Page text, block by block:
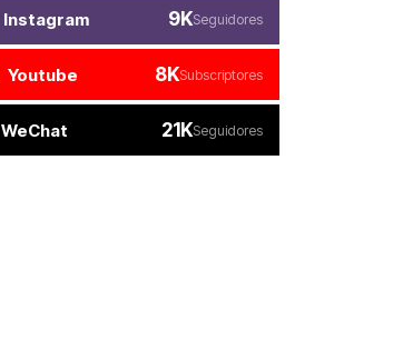
Instagram 9KSeguidores
Youtube 8KSubscriptores
WeChat 21KSeguidores